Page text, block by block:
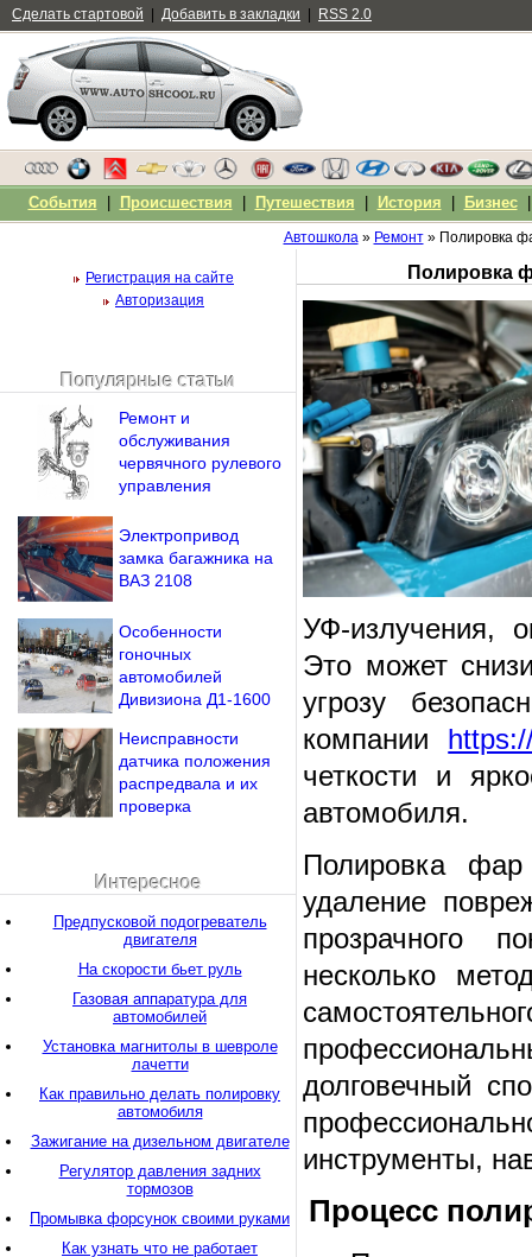
Автошкола» Ремонт» Полировка
Полировка
УФ-излучения,
Это может
угрозу
компании
четкости и
автомобиля.
Полировка
удаление
прозрачного
несколько
долговечный
инструменты,
Процесс
Регистрация на сайте
Авторизация
Напомнить пароль?
Популярные статьи
Ремонт и
обслуживания
червячного рулевого
управления
Электропривод
замка багажника на
ВАЗ 2108
Особенности
гоночных
автомобилей
Дивизиона Д1-1600
Неисправности
датчика положения
распредвала и их
проверка
Интересное
Предпусковой подогреватель
двигателя
На скорости бьет руль
Газовая аппаратура для
автомобилей
Установка магнитолы в шевроле
лачетти
Как правильно делать полировку
автомобиля
Зажигание на дизельном двигателе
Регулятор давления задних
тормозов
Промывка форсунок своими руками
Как узнать что не работает
Сделать стартовой Добавить в закладки RSS 2.0
События Происшествия Путешествия История Бизнес